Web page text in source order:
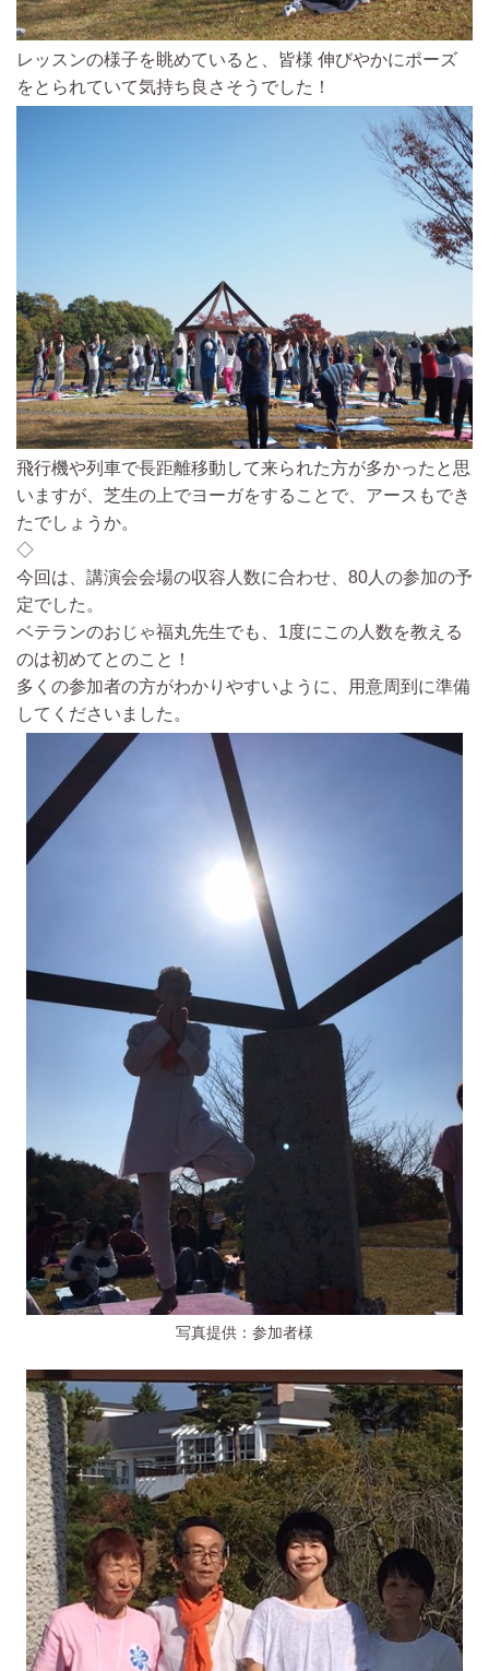
レッスンの様子を眺めていると、皆様 伸びやかにポーズ
をとられていて気持ち良さそうでした！
飛行機や列車で長距離移動して来られた方が多かったと思
いますが、芝生の上でヨーガをすることで、アースもでき
たでしょうか。
◇
今回は、 講演会会場の収容人数に合わせ、 80人の参加の予
定でした。
ベテランのおじゃ福丸先生でも、1度にこの人数を教える
のは初めてとのこと！
多くの参加者の方がわかりやすいように、
用意周到に準備
してくださいました。
写真提供：参加者様